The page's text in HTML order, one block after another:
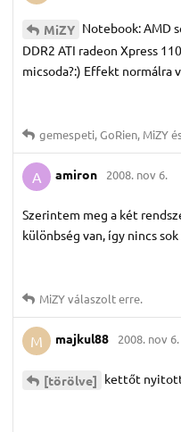
MiZY Notebook: AMD
DDR2 ATI radeon Xpress
micsoda?:) Effekt normálra
gemespeti,GoRien, MiZY
A amiron 2008. nov 6.
Szerintem meg a két
különbség van, így nincs
MiZYválaszolt erre.
M majkul88 2008. nov 6.
[törölve] kettőt